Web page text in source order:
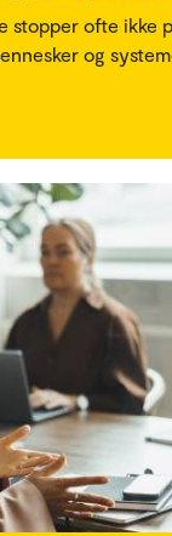
stopper ofte ikke
og